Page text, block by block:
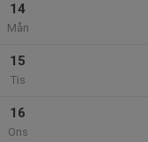
14
Mån
15
Tis
16
Ons